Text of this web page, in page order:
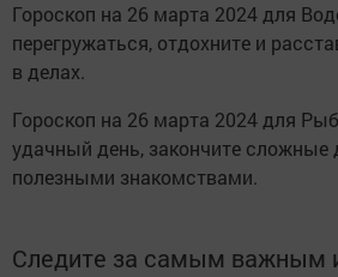
Гороскоп на 26 марта 2024 для
перегружаться, отдохните и
в делах.
Гороскоп на 26 марта 2024 для
удачный день, закончите сложные
полезными знакомствами.
Следите за самым важным